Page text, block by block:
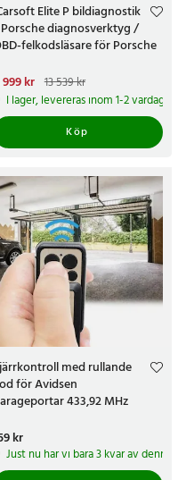
Elite P bildiagnostik
diagnosverktyg /
felkodsläsare för Porsche
pris:
krTidigare pris:13 539 kr
kr 13 539 kr
I lager, levereras inom 1-2 vardagar
Köp
med rullande
för Avidsen
433,92 MHz
:159 kr
kr
Just nu har vi bara 3 kvar av denna